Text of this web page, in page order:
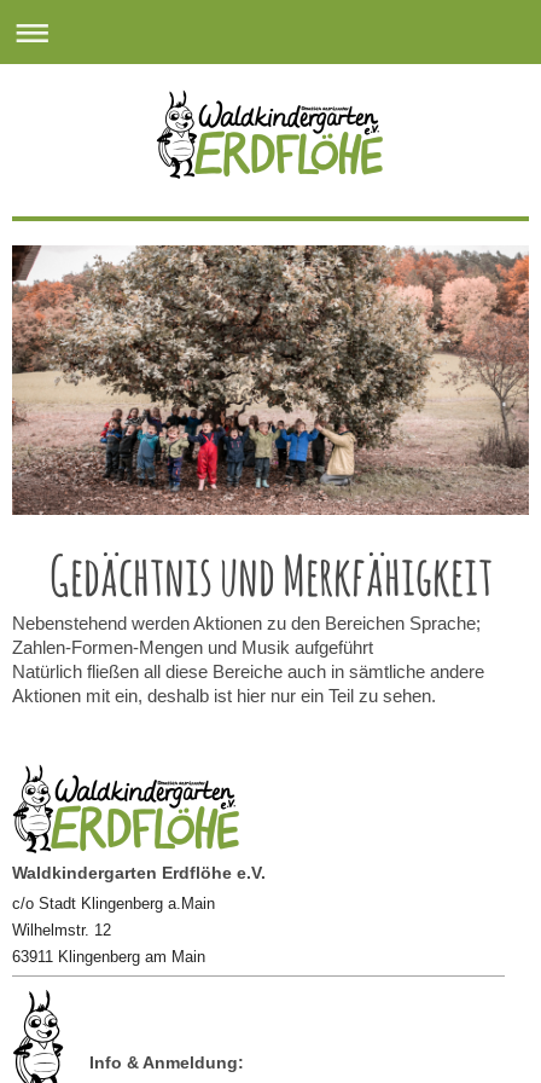
Gedächtnis und Merkfähigkeit
Nebenstehend werden Aktionen zu den Bereichen Sprache;
Zahlen-Formen-Mengen und Musik aufgeführt
Natürlich fließen all diese Bereiche auch in sämtliche andere
Aktionen mit ein, deshalb ist hier nur ein Teil zu sehen.
Waldkindergarten Erdflöhe e.V.
c/o Stadt Klingenberg a.Main
Wilhelmstr. 12
63911 Klingenberg am Main
Info & Anmeldung: